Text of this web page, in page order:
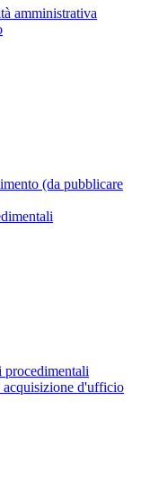
amministrativa
(da pubblicare
d'ufficio